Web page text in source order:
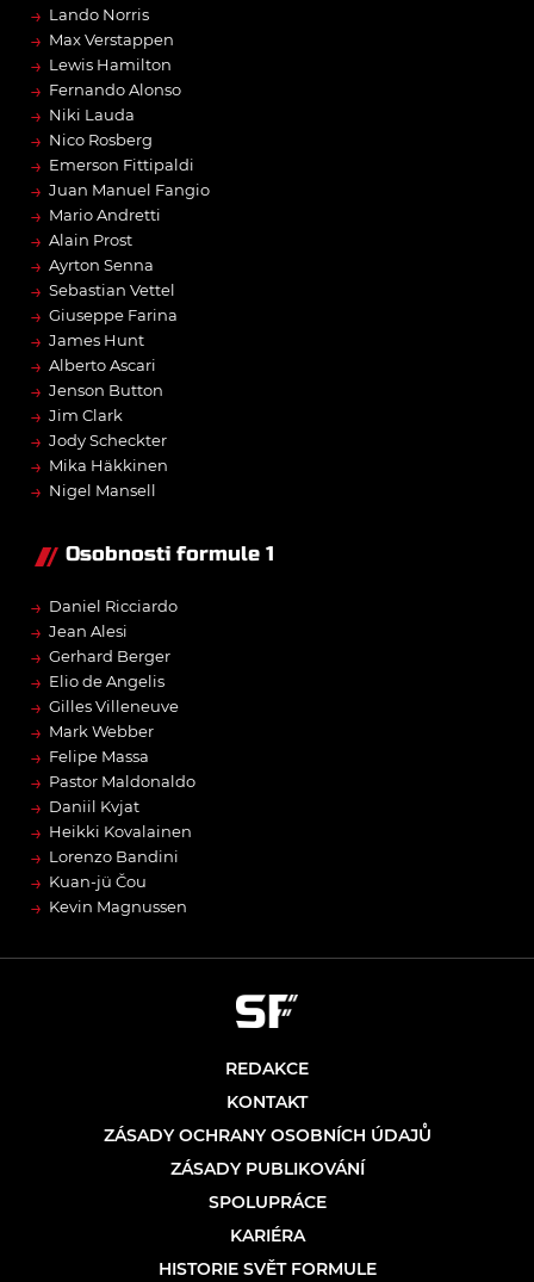
→ Lando Norris
→ Max Verstappen
→ Lewis Hamilton
→ Fernando Alonso
→ Niki Lauda
→ Nico Rosberg
→ Emerson Fittipaldi
→ Juan Manuel Fangio
→ Mario Andretti
→ Alain Prost
→ Ayrton Senna
→ Sebastian Vettel
→ Giuseppe Farina
→ James Hunt
→ Alberto Ascari
→ Jenson Button
→ Jim Clark
→ Jody Scheckter
→ Mika Häkkinen
→ Nigel Mansell
Osobnosti formule 1
→ Daniel Ricciardo
→ Jean Alesi
→ Gerhard Berger
→ Elio de Angelis
→ Gilles Villeneuve
→ Mark Webber
→ Felipe Massa
→ Pastor Maldonaldo
→ Daniil Kvjat
→ Heikki Kovalainen
→ Lorenzo Bandini
→ Kuan-jü Čou
→ Kevin Magnussen
REDAKCE
KONTAKT
ZÁSADY OCHRANY OSOBNÍCH ÚDAJŮ
ZÁSADY PUBLIKOVÁNÍ
SPOLUPRÁCE
KARIÉRA
HISTORIE SVĚT FORMULE